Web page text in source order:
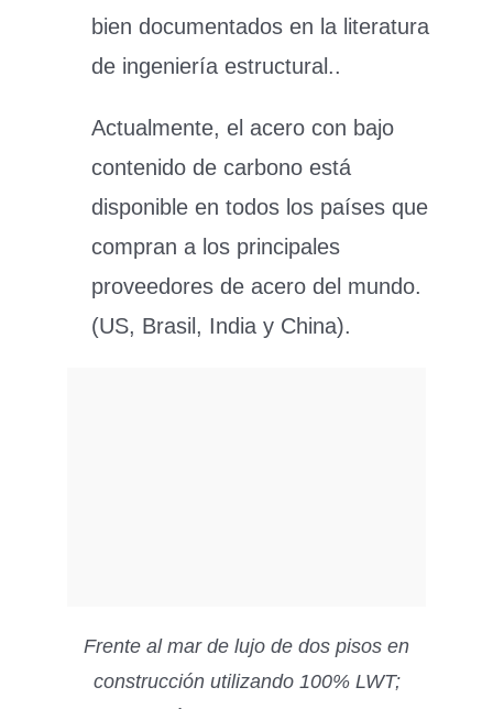
bien documentados en la literatura
de ingeniería estructural..
Actualmente, el acero con bajo
contenido de carbono está
disponible en todos los países que
compran a los principales
proveedores de acero del mundo.
(US, Brasil, India y China).
Frente al mar de lujo de dos pisos en
construcción utilizando 100% LWT;